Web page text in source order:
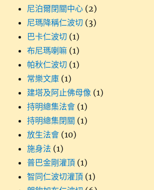
尼泊爾閉關中心 (2)
尼瑪降稱仁波切 (3)
巴卡仁波切 (1)
布尼瑪喇嘛 (1)
帕秋仁波切 (1)
常樂文庫 (1)
建塔及阿止佛母像 (1)
持明總集法會 (1)
持明總集閉關 (1)
放生法會 (10)
施身法 (1)
普巴金剛灌頂 (1)
智同仁波切灌頂 (1)